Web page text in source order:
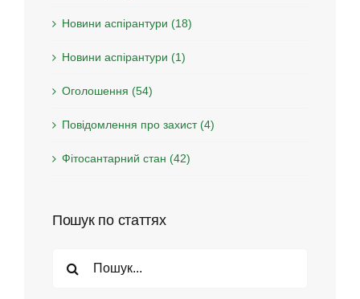
Новини аспірантури (18)
Новини аспірантури (1)
Оголошення (54)
Повідомлення про захист (4)
Фітосантарний стан (42)
Пошук по статтях
for: